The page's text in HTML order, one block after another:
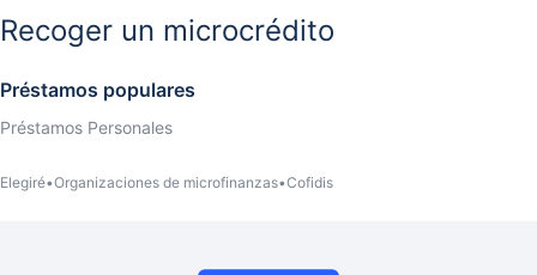
Recoger un microcrédito
Préstamos populares
Préstamos Personales
Elegiré Organizaciones de microfinanzas Cofidis